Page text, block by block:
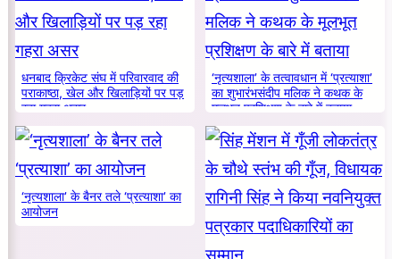
धनबाद क्रिकेट संघ में परिवारवाद की
पराकाष्ठा, खेल और खिलाड़ियों पर पड़
रहा गहरा असर
‘नृत्यशाला’ के तत्वावधान में ‘प्रत्याशा’
का शुभारंभसंदीप मलिक ने कथक के
मूलभूत प्रशिक्षण के बारे में बताया
‘नृत्यशाला’ के बैनर तले ‘प्रत्याशा’ का
आयोजन